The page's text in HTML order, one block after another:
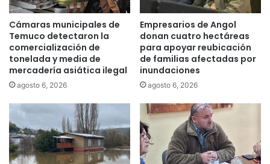
e
n
c
e
n
d
r
i
o
e
D
r
o
g
u
e
t
C
r
i
s
Cámaras municipales de
Temuco detectaron la
comercialización de
tonelada y media de
mercadería asiática ilegal
agosto 6, 2026
Empresarios de Angol
donan cuatro hectáreas
para apoyar reubicación
de familias afectadas por
inundaciones
agosto 6, 2026